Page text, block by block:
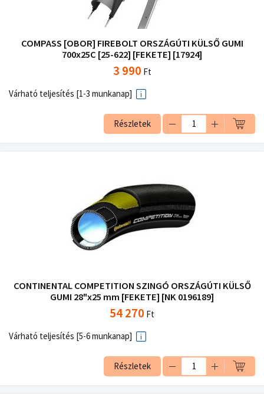
COMPASS [OBOR] FIREBOLT ORSZÁGÚTI KÜLSŐ GUMI
700x25C [25-622] [FEKETE] [17924]
3 990 Ft
Várható teljesítés [1-3 munkanap]
Részletek
CONTINENTAL COMPETITION SZINGÓ ORSZÁGÚTI KÜLSŐ
GUMI 28"x25 mm [FEKETE] [NK 0196189]
54 270 Ft
Várható teljesítés [5-6 munkanap]
Részletek